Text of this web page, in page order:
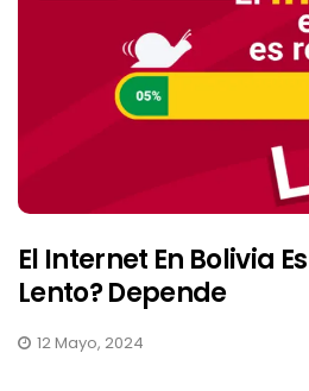
El Internet En Bolivia
Lento? Depende
12 Mayo, 2024